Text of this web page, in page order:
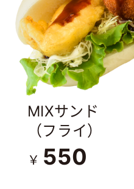
MIXサンド
（フライ）
￥ 550